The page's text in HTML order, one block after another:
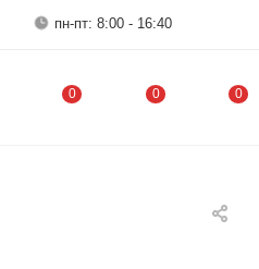
пн-пт: 8:00 - 16:40
0 0 0